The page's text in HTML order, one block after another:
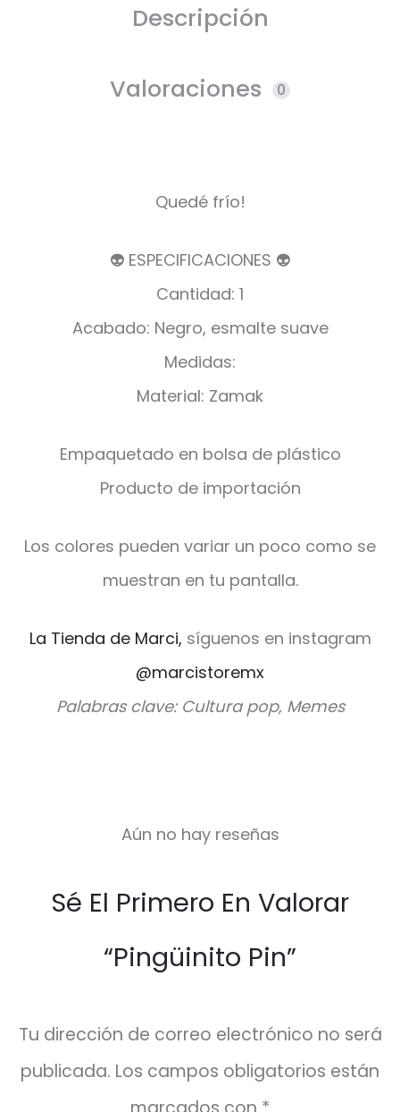
Descripción
Valoraciones 0
Quedé frío!
👽 ESPECIFICACIONES 👽
Cantidad: 1
Acabado: Negro, esmalte suave
Medidas:
Material: Zamak
Empaquetado en bolsa de plástico
Producto de importación
Los colores pueden variar un poco como se
muestran en tu pantalla.
La Tienda de Marci, síguenos en instagram
@marcistoremx
Palabras clave: Cultura pop, Memes
a
c
Aún no hay reseñas
Sé El Primero En Valorar
“Pingüinito Pin”
Tu dirección de correo electrónico no será
publicada. Los campos obligatorios están